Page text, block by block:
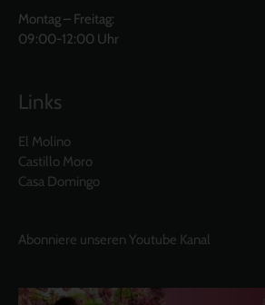
Montag – Freitag:
09:00-12:00 Uhr
Links
El Molino
Castillo Moro
Casa Domingo
Abonniere unseren Youtube Kanal